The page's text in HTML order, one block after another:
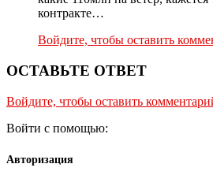
контракте…
Войдите, чтобы оставить
ОСТАВЬТЕ ОТВЕТ
Войдите, чтобы оставить
Войти с помощью:
Авторизация